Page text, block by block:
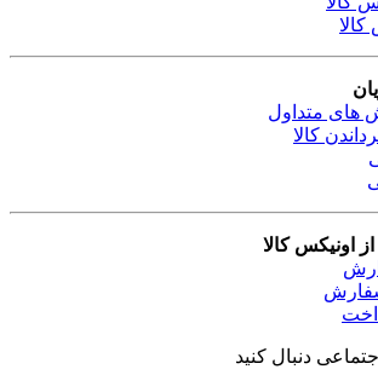
کالا
های متداول
کالا
اونیکس کالا
دنبال کنید